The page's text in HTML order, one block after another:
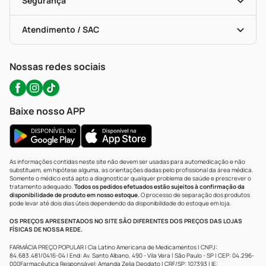
Troca E Devolução
Bulas De A A Z
Políticas De Marketplace
Testes Rápidos
Autoteste Covid-19
Certificado De Segurança
Portal Da Privacidade
Atendimento / SAC
WhatsApp (47) 9202-1687
Nossas redes sociais
Baixe nosso APP
As informações contidas neste site não devem ser usadas para automedicação e não
substituem, em hipótese alguma, as orientações dadas pelo profissional da área médica.
Somente o médico está apto a diagnosticar qualquer problema de saúde e prescrever o
tratamento adequado. Todos os pedidos efetuados estão sujeitos à confirmação da
disponibilidade de produto em nosso estoque.O processo de separação dos produtos
pode levar até dois dias úteis dependendo da disponibilidade do estoque em loja.
OS PREÇOS APRESENTADOS NO SITE SÃO DIFERENTES DOS PREÇOS DAS LOJAS
FÍSICAS DE NOSSA REDE.
FARMÁCIA PREÇO POPULAR | Cia Latino Americana de Medicamentos | CNPJ:
84.683.481/0416-04 | End: Av. Santo Albano, 490 - Vila Vera | São Paulo - SP | CEP: 04.296-
000Farmacêutica Responsável: Amanda Zelia Deodato | CRF/SP: 107393 | IE: